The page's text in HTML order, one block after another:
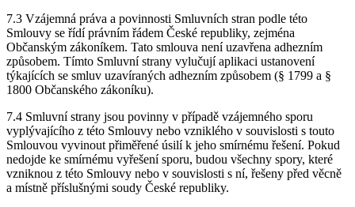
7.3 Vzájemná práva a povinnosti Smluvních stran podle této
Smlouvy se řídí právním řádem České republiky, zejména
Občanským zákoníkem. Tato smlouva není uzavřena adhezním
způsobem. Tímto Smluvní strany vylučují aplikaci ustanovení
týkajících se smluv uzavíraných adhezním způsobem (§ 1799 a §
1800 Občanského zákoníku).
7.4 Smluvní strany jsou povinny v případě vzájemného sporu
vyplývajícího z této Smlouvy nebo vzniklého v souvislosti s touto
Smlouvou vyvinout přiměřené úsilí k jeho smírnému řešení. Pokud
nedojde ke smírnému vyřešení sporu, budou všechny spory, které
vzniknou z této Smlouvy nebo v souvislosti s ní, řešeny před věcně
a místně příslušnými soudy České republiky.